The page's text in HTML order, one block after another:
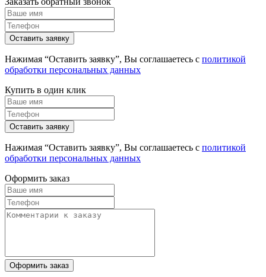
Нажимая “Оставить заявку”, Вы соглашаетесь с политикой
обработки персональных данных
Купить в один клик
Нажимая “Оставить заявку”, Вы соглашаетесь с политикой
обработки персональных данных
Оформить заказ